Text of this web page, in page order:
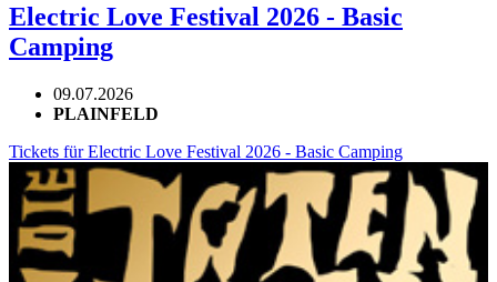
Electric Love Festival 2026 - Basic
Camping
09.07.2026
PLAINFELD
Tickets für Electric Love Festival 2026 - Basic Camping